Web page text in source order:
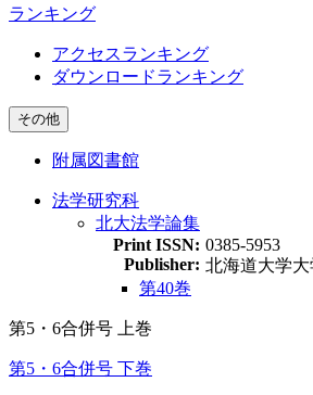
ランキング
アクセスランキング
ダウンロードランキング
その他
附属図書館
法学研究科
北大法学論集
Print ISSN: 0385-5953
Publisher: 北海道大学
第40巻
第5・6合併号 上巻
第5・6合併号 下巻